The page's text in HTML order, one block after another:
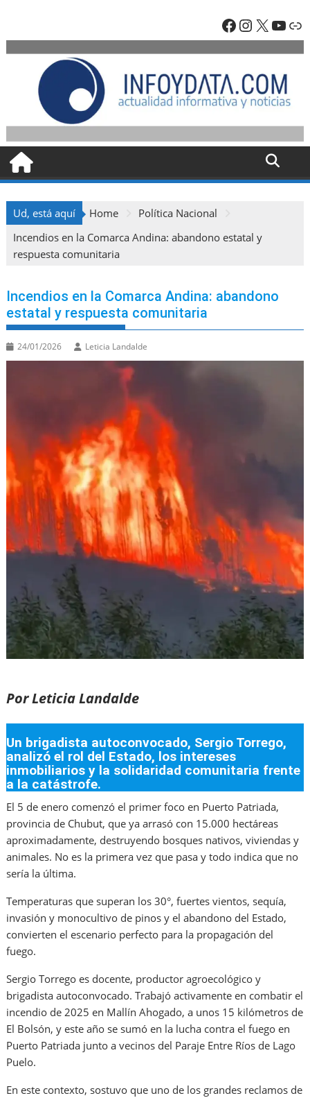
content
Facebook
X
Ud, está aquí Home
Política Nacional
Incendios en la Comarca Andina: abandono estatal y
respuesta comunitaria
Incendios en la Comarca Andina: abandono
estatal y respuesta comunitaria
24/01/2026 Leticia Landalde
Por Leticia Landalde
Un brigadista autoconvocado, Sergio Torrego,
analizó el rol del Estado, los intereses
inmobiliarios y la solidaridad comunitaria frente
a la catástrofe.
El 5 de enero comenzó el primer foco en Puerto Patriada,
provincia de Chubut, que ya arrasó con 15.000 hectáreas
aproximadamente, destruyendo bosques nativos, viviendas y
animales. No es la primera vez que pasa y todo indica que no
sería la última.
Temperaturas que superan los 30°, fuertes vientos, sequía,
invasión y monocultivo de pinos y el abandono del Estado,
convierten el escenario perfecto para la propagación del
fuego.
Sergio Torrego es docente, productor agroecológico y
brigadista autoconvocado. Trabajó activamente en combatir el
incendio de 2025 en Mallín Ahogado, a unos 15 kilómetros de
El Bolsón, y este año se sumó en la lucha contra el fuego en
Puerto Patriada junto a vecinos del Paraje Entre Ríos de Lago
Puelo.
En este contexto, sostuvo que uno de los grandes reclamos de